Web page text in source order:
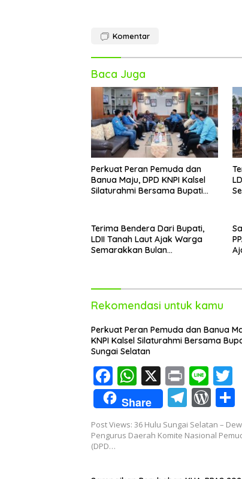
Komentar
Baca Juga
Perkuat Peran Pemuda dan
Banua Maju, DPD KNPI Kalsel
Silaturahmi Bersama Bupati
Terima Bendera Dari Bupati,
LDII Tanah Laut Ajak Warga
Semarakkan Bulan
Rekomendasi untuk kamu
Perkuat Peran Pemuda dan Banua
KNPI Kalsel Silaturahmi Bersama
Sungai Selatan
F
ac
e
b
o
o
W
h
at
s
p
X Pr
in
t
Li
n
e
w
itt
Share T
el
e
W
or
d
Post Views: 36 Hulu Sungai Selatan –
Pengurus Daerah Komite Nasional
(DPD…